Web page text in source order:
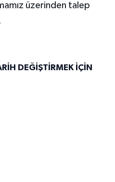
üzerinden talep
DEĞİŞTİRMEK İÇİN